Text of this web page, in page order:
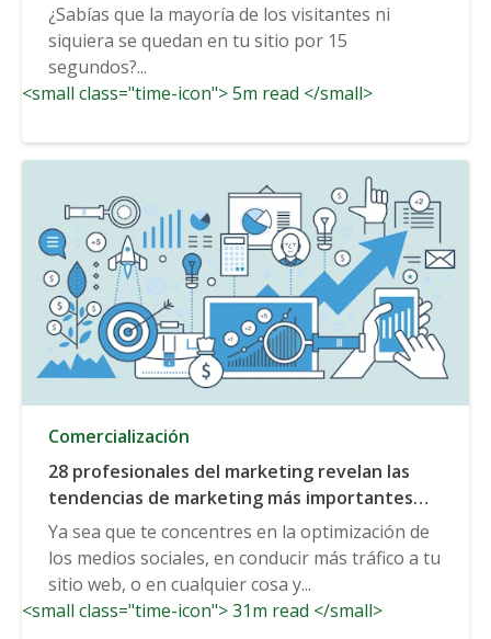
¿Sabías que la mayoría de los visitantes ni
siquiera se quedan en tu sitio por 15
segundos?...
<small class="time-icon"> 5m read </small>
Comercialización
28 profesionales del marketing revelan las
tendencias de marketing más importantes
que hay que tener en cuenta en 2019 y más
allá.
Ya sea que te concentres en la optimización de
los medios sociales, en conducir más tráfico a tu
sitio web, o en cualquier cosa y...
<small class="time-icon"> 31m read </small>